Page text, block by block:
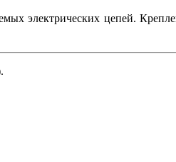
электрических цепей.
.